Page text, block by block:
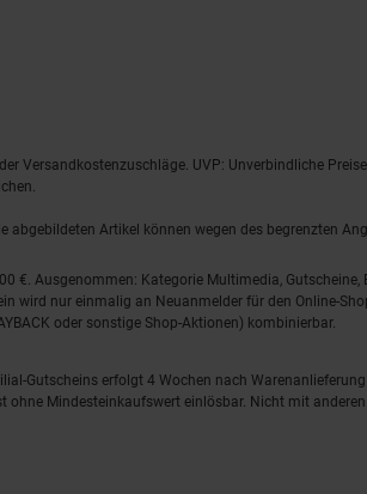
Versandkostenzuschläge. UVP: Unverbindliche
Artikel können wegen des begrenzten
Ausgenommen: Kategorie Multimedia,
wird nur einmalig an Neuanmelder für den Online-
oder sonstige Shop-Aktionen) kombinierbar.
Gutscheins erfolgt 4 Wochen nach
Mindesteinkaufswert einlösbar. Nicht mit